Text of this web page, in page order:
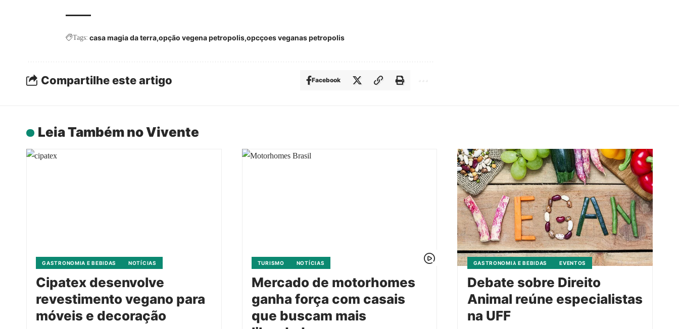
Tags: casa magia da terra opção vegena petropolis opcçoes veganas petropolis
Compartilhe este artigo Facebook
Leia Também no Vivente
GASTRONOMIA E BEBIDAS NOTÍCIAS
Cipatex desenvolve
revestimento vegano para
móveis e decoração
TURISMO NOTÍCIAS
Mercado de motorhomes
ganha força com casais
que buscam mais
GASTRONOMIA E BEBIDAS EVENTOS
Debate sobre Direito
Animal reúne especialistas
na UFF